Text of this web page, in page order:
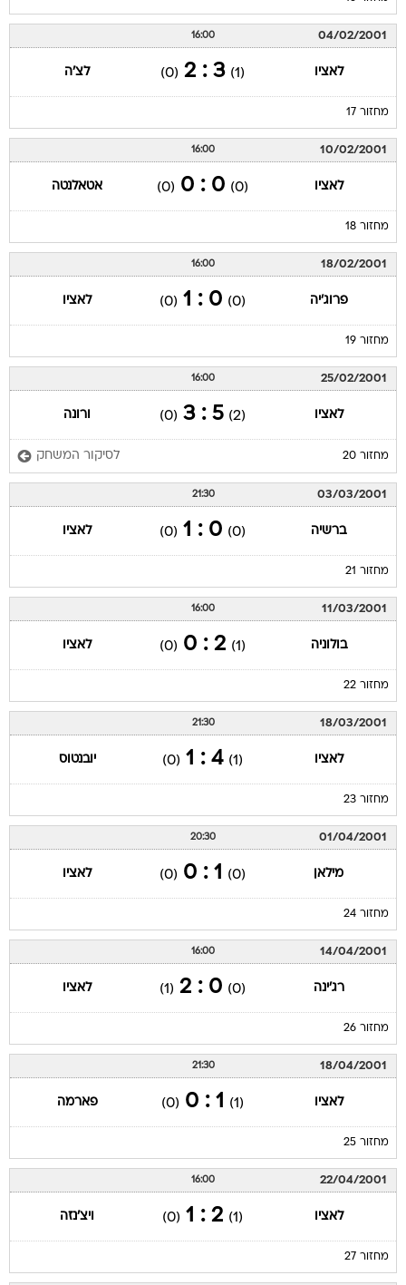
04/02/2001
16:00
לאציו (1)
3 : 2
(0) לצ'ה
מחזור 17
10/02/2001
16:00
לאציו (0)
0 : 0
(0) אטאלנטה
מחזור 18
18/02/2001
16:00
פרוג'יה (0)
0 : 1
(0) לאציו
מחזור 19
25/02/2001
16:00
לאציו (2)
5 : 3
(0) ורונה
מחזור 20 לסיקור המשחק
03/03/2001
21:30
ברשיה (0)
0 : 1
(0) לאציו
מחזור 21
11/03/2001
16:00
בולוניה (1)
2 : 0
(0) לאציו
מחזור 22
18/03/2001
21:30
לאציו (1)
4 : 1
(0) יובנטוס
מחזור 23
01/04/2001
20:30
מילאן (0)
1 : 0
(0) לאציו
מחזור 24
14/04/2001
16:00
רג'ינה (0)
0 : 2
(1) לאציו
מחזור 26
18/04/2001
21:30
לאציו (1)
1 : 0
(0) פארמה
מחזור 25
22/04/2001
16:00
לאציו (1)
2 : 1
(0) ויצ'נזה
מחזור 27